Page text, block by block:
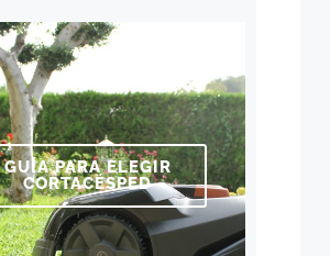
GUÍA PARA ELEGIR
CORTACÉSPED